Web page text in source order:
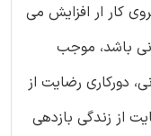
کار ار افزایش می
باشد، موجب
دورکاری رضایت از
از زندگی بازدهی